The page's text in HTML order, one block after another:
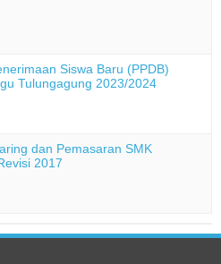
Siswa Baru (PPDB)
Tulungagung 2023/2024
dan Pemasaran SMK
2017